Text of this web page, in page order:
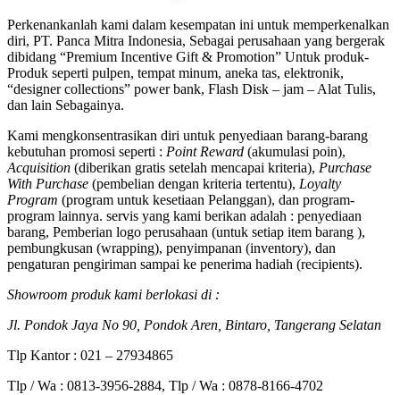
Perkenankanlah kami dalam kesempatan ini untuk memperkenalkan
diri, PT. Panca Mitra Indonesia, Sebagai perusahaan yang bergerak
dibidang “Premium Incentive Gift & Promotion” Untuk produk-
Produk seperti pulpen, tempat minum, aneka tas, elektronik,
“designer collections” power bank, Flash Disk – jam – Alat Tulis,
dan lain Sebagainya.
Kami mengkonsentrasikan diri untuk penyediaan barang-barang
kebutuhan promosi seperti : Point Reward (akumulasi poin),
Acquisition (diberikan gratis setelah mencapai kriteria), Purchase
With Purchase (pembelian dengan kriteria tertentu), Loyalty
Program (program untuk kesetiaan Pelanggan), dan program-
program lainnya. servis yang kami berikan adalah : penyediaan
barang, Pemberian logo perusahaan (untuk setiap item barang ),
pembungkusan (wrapping), penyimpanan (inventory), dan
pengaturan pengiriman sampai ke penerima hadiah (recipients).
Showroom produk kami berlokasi di :
Jl. Pondok Jaya No 90, Pondok Aren, Bintaro, Tangerang Selatan
Tlp Kantor : 021 – 27934865
Tlp / Wa : 0813-3956-2884, Tlp / Wa : 0878-8166-4702